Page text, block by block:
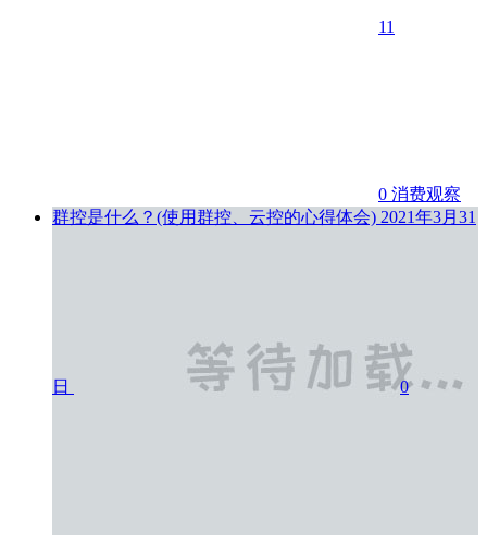
11
0 消费观察
群控是什么？(使用群控、云控的心得体会) 2021年3月31
日 0